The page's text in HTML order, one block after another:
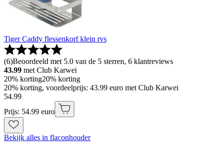
Tiger Caddy flessenkorf klein rvs
(6)Beoordeeld met 5.0 van de 5 sterren, 6 klantreviews
43.99 met Club Karwei
20% korting20% korting
20% korting, voordeelprijs: 43.99 euro met Club Karwei
54.99
Prijs: 54.99 euro
Bekijk alles in flaconhouder